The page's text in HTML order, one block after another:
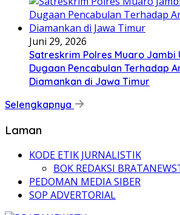
Juni 29, 2026
Satreskrim Polres Muaro Jambi
Dugaan Pencabulan Terhadap
Diamankan di Jawa Timur
Selengkapnya
Laman
KODE ETIK JURNALISTIK
BOK REDAKSI
PEDOMAN MEDIA SIBER
SOP ADVERTORIAL